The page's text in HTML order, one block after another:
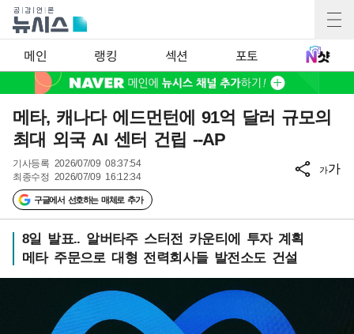
메인 랭킹 섹션 포토
메타, 캐나다 에드먼턴에 91억 달러 규모의
최대 외국 AI 센터 건립 --AP
기사등록 2026/07/09 08:37:54
최종수정 2026/07/09 16:12:34
구글에서 선호하는 매체로 추가
가가
8일 발표.. 알버타주 스터전 카운티에 투자 계획
메타 주문으로 대형 전력회사들 발전소도 건설